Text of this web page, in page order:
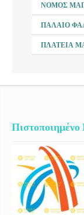
ΝΟΜΌΣ
ΠΑΛΑΙΌ
ΠΛΑΤΕΊΑ